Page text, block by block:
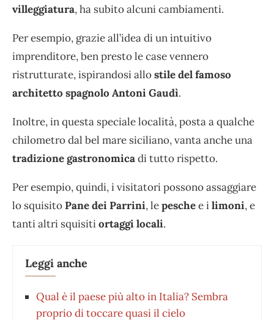
villeggiatura, ha subito alcuni cambiamenti.
Per esempio, grazie all’idea di un intuitivo
imprenditore, ben presto le case vennero
ristrutturate, ispirandosi allostile del famoso
architetto spagnolo Antoni Gaudì.
Inoltre, in questa speciale località, posta a qualche
chilometro dal bel mare siciliano, vanta anche una
tradizionegastronomicadi tutto rispetto.
Per esempio, quindi, i visitatori possono assaggiare
lo squisitoPane dei Parrini, lepeschee ilimoni, e
tanti altri squisitiortaggi locali.
Leggi anche
Qual è il paese più alto in Italia? Sembra
proprio di toccare quasi il cielo